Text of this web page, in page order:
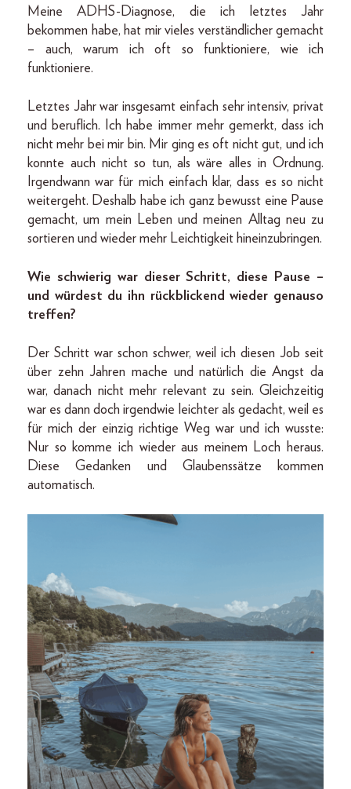
Meine ADHS-Diagnose, die ich letztes Jahr
bekommen habe, hat mir vieles verständlicher gemacht
– auch, warum ich oft so funktioniere, wie ich
funktioniere.
Letztes Jahr war insgesamt einfach sehr intensiv, privat
und beruflich. Ich habe immer mehr gemerkt, dass ich
nicht mehr bei mir bin. Mir ging es oft nicht gut, und ich
konnte auch nicht so tun, als wäre alles in Ordnung.
Irgendwann war für mich einfach klar, dass es so nicht
weitergeht. Deshalb habe ich ganz bewusst eine Pause
gemacht, um mein Leben und meinen Alltag neu zu
sortieren und wieder mehr Leichtigkeit hineinzubringen.
Wie schwierig war dieser Schritt, diese Pause –
und würdest du ihn rückblickend wieder genauso
treffen?
Der Schritt war schon schwer, weil ich diesen Job seit
über zehn Jahren mache und natürlich die Angst da
war, danach nicht mehr relevant zu sein. Gleichzeitig
war es dann doch irgendwie leichter als gedacht, weil es
für mich der einzig richtige Weg war und ich wusste:
Nur so komme ich wieder aus meinem Loch heraus.
Diese Gedanken und Glaubenssätze kommen
automatisch.